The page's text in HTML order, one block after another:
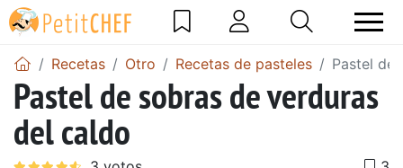
Recetas Otro Recetas de pasteles Pastel de
Pastel de sobras de verduras
del caldo